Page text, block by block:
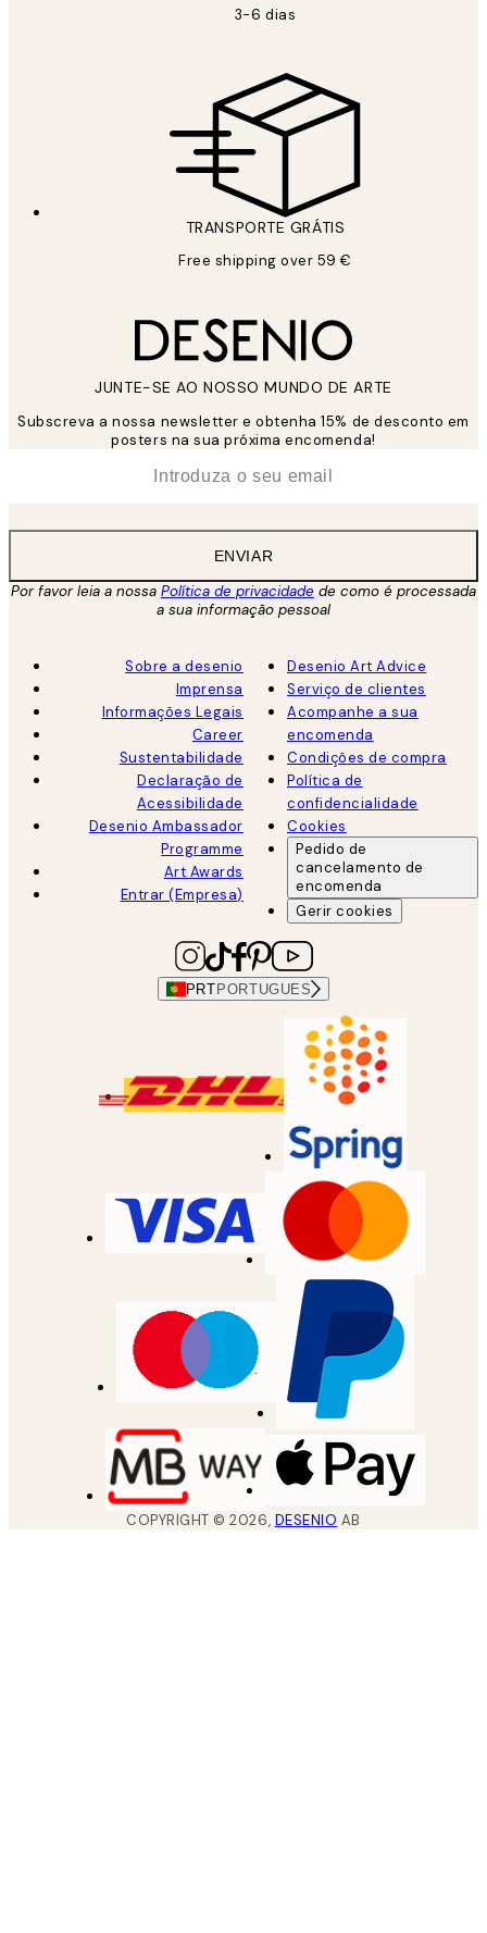
3-6 dias
TRANSPORTE GRÁTIS
Free shipping over 59 €
JUNTE-SE AO NOSSO MUNDO DE ARTE
Subscreva a nossa newsletter e obtenha 15% de desconto em
posters na sua próxima encomenda!
ENVIAR
Por favor leia a nossa Política de privacidade de como é processada
a sua informação pessoal
Sobre a desenio
Imprensa
Informações Legais
Career
Sustentabilidade
Declaração de
Acessibilidade
Desenio Ambassador
Programme
Art Awards
Entrar (Empresa)
Desenio Art Advice
Serviço de clientes
Acompanhe a sua
encomenda
Condições de compra
Política de
confidencialidade
Cookies
Pedido de
cancelamento de
encomenda
Gerir cookies
PRT PORTUGUES
COPYRIGHT ©2026, DESENIO AB